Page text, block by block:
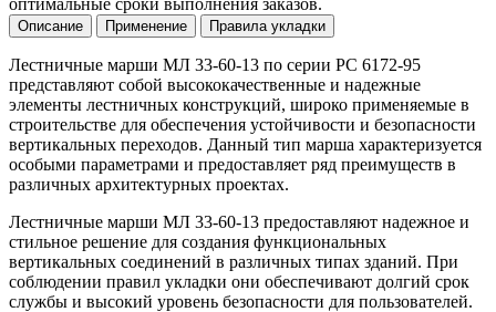
оптимальные сроки выполнения заказов.
Описание Применение Правила укладки
Лестничные марши МЛ 33-60-13 по серии РС 6172-95
представляют собой высококачественные и надежные
элементы лестничных конструкций, широко применяемые в
строительстве для обеспечения устойчивости и безопасности
вертикальных переходов. Данный тип марша характеризуется
особыми параметрами и предоставляет ряд преимуществ в
различных архитектурных проектах.
Лестничные марши МЛ 33-60-13 предоставляют надежное и
стильное решение для создания функциональных
вертикальных соединений в различных типах зданий. При
соблюдении правил укладки они обеспечивают долгий срок
службы и высокий уровень безопасности для пользователей.